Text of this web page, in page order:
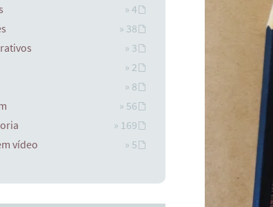
» 4
» 38
» 3
» 2
» 8
» 56
» 169
vídeo
» 5